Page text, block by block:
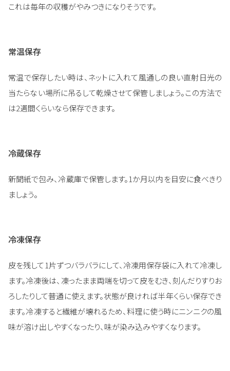
これは毎年の収穫がやみつきになりそうです。
常温保存
常温で保存したい時は、ネットに入れて風通しの良い直射日光の
当たらない場所に吊るして乾燥させて保管しましょう。この方法で
は2週間くらいなら保存できます。
冷蔵保存
新聞紙で包み、冷蔵庫で保管します。1か月以内を目安に食べきり
ましょう。
冷凍保存
皮を残して1片ずつバラバラにして、冷凍用保存袋に入れて冷凍し
ます。冷凍後は、凍ったまま両端を切って皮をむき、刻んだりすりお
ろしたりして普通に使えます。状態が良ければ半年くらい保存でき
ます。冷凍すると繊維が壊れるため、料理に使う時にニンニクの風
味が溶け出しやすくなったり、味が染み込みやすくなります。